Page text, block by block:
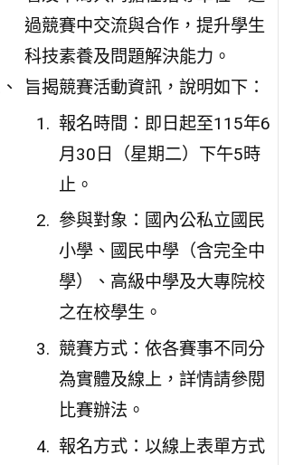
過競賽中交流與合作，提升學生
科技素養及問題解決能力。
旨揭競賽活動資訊，說明如下：
報名時間：即日起至115年6
月30日（星期二）下午5時
止。
參與對象：國內公私立國民
小學、國民中學（含完全中
學）、高級中學及大專院校
之在校學生。
競賽方式：依各賽事不同分
為實體及線上，詳情請參閱
比賽辦法。
報名方式：以線上表單方式